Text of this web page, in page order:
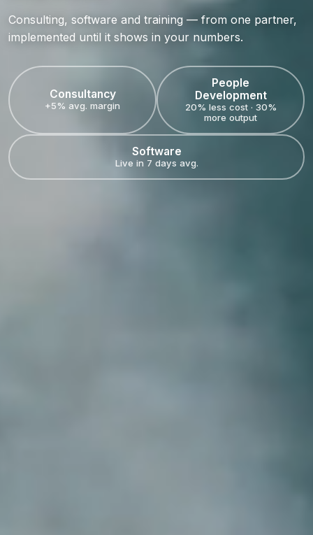
Consulting, software and training — from one partner,
implemented until it shows in your numbers.
Consultancy
+5% avg. margin
People
Development
20% less cost · 30%
more output
Software
Live in 7 days avg.